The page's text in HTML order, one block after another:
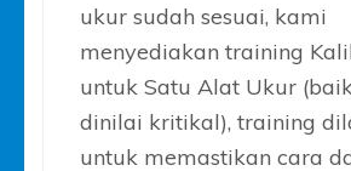
ukur sudah sesuai, kami
menyediakan training
untuk Satu Alat Ukur
dinilai kritikal), training
untuk memastikan cara